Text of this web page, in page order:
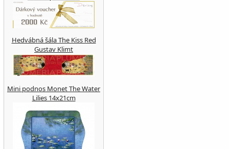
Hedvábná šála The Kiss Red
Gustav Klimt
Mini podnos Monet The Water
Lilies 14x21cm